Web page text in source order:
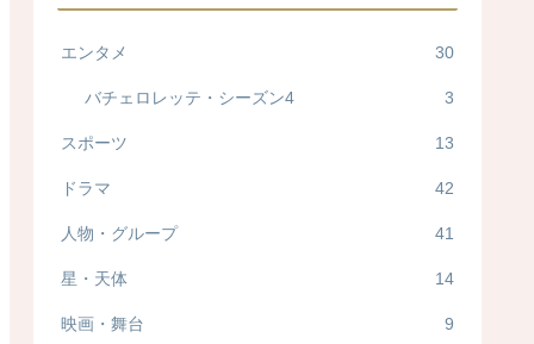
エンタメ 30
バチェロレッテ・シーズン4 3
スポーツ 13
ドラマ 42
人物・グループ 41
星・天体 14
映画・舞台 9